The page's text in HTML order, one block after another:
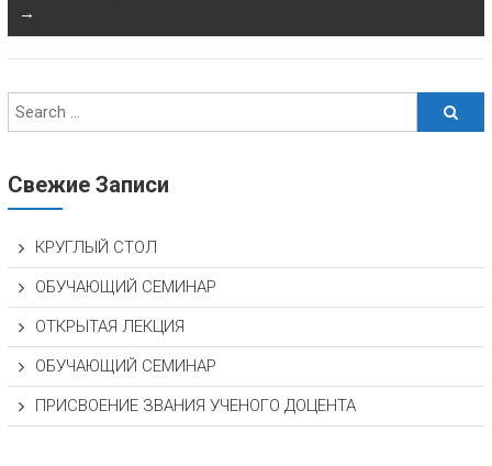
→
Свежие Записи
КРУГЛЫЙ СТОЛ
ОБУЧАЮЩИЙ СЕМИНАР
ОТКРЫТАЯ ЛЕКЦИЯ
ОБУЧАЮЩИЙ СЕМИНАР
ПРИСВОЕНИЕ ЗВАНИЯ УЧЕНОГО ДОЦЕНТА